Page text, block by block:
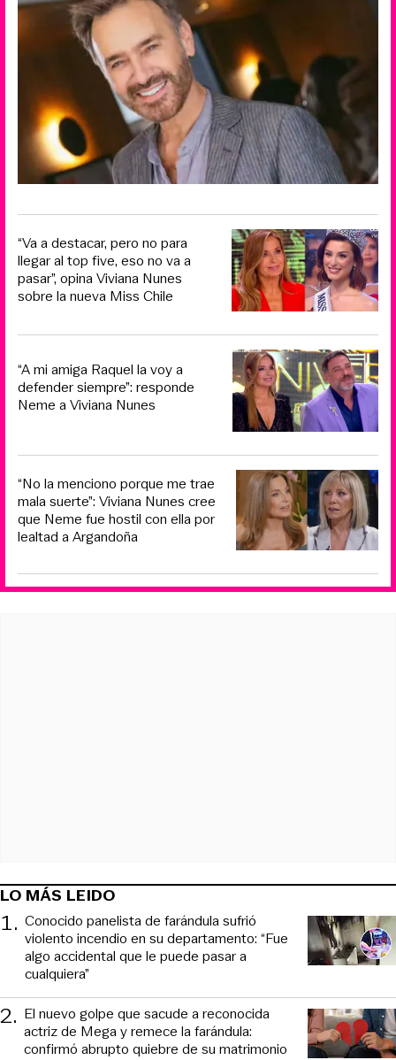
“Va a destacar, pero no para
llegar al top five, eso no va a
pasar”, opina Viviana Nunes
sobre la nueva Miss Chile
“A mi amiga Raquel la voy a
defender siempre”: responde
Neme a Viviana Nunes
“No la menciono porque me trae
mala suerte”: Viviana Nunes cree
que Neme fue hostil con ella por
lealtad a Argandoña
LO MÁS LEIDO
1. Conocido panelista de farándula sufrió
violento incendio en su departamento: “Fue
algo accidental que le puede pasar a
cualquiera”
2. El nuevo golpe que sacude a reconocida
actriz de Mega y remece la farándula:
confirmó abrupto quiebre de su matrimonio